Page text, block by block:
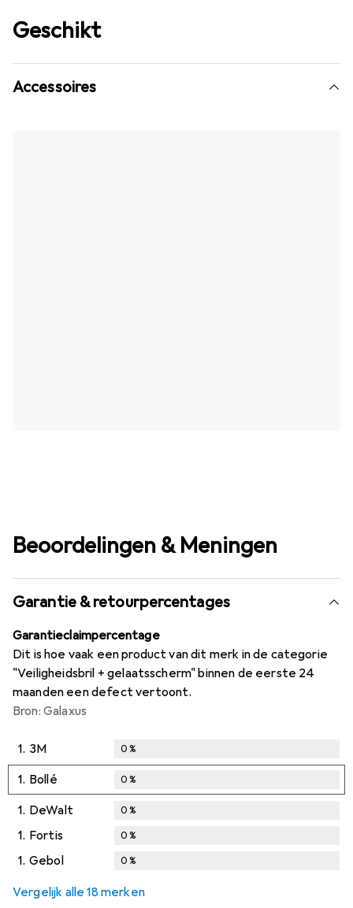
Geschikt
Accessoires
Beoordelingen & Meningen
Garantie & retourpercentages
Garantieclaimpercentage
Dit is hoe vaak een product van dit merk in de categorie
"Veiligheidsbril + gelaatsscherm" binnen de eerste 24
maanden een defect vertoont.
Bron: Galaxus
1. 3M 0%
1. Bollé 0%
1. DeWalt 0%
1. Fortis 0%
1. Gebol 0%
Vergelijk alle 18 merken